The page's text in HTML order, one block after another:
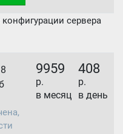
сервера
9959
р.
в месяц
408
р.
в день